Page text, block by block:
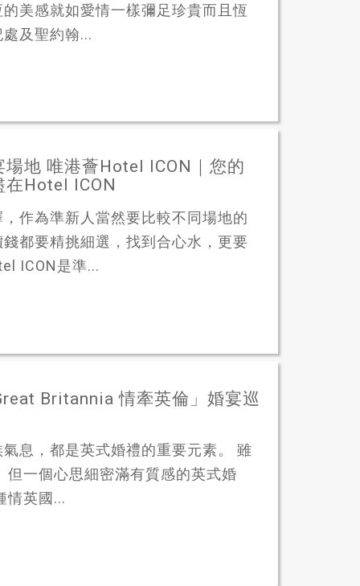
美感就如愛情一樣彌足珍貴而且恆
及聖約翰...
地 唯港薈Hotel ICON｜您的
在Hotel ICON
作為準新人當然要比較不同場地的
都要精挑細選，找到合心水，更要
ICON是準...
Britannia 情牽英倫」婚宴巡
息，都是英式婚禮的重要元素。 雖
一個心思細密滿有質感的英式婚
情英國...